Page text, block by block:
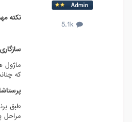
نکته
که
طبق
مراحل